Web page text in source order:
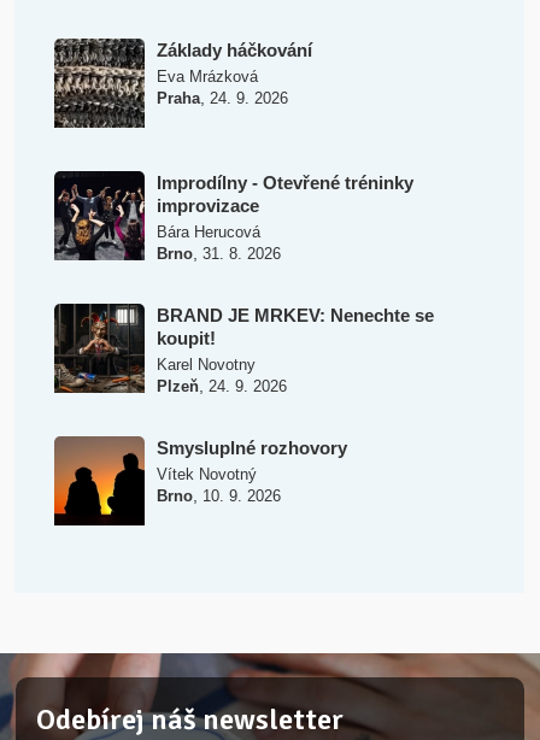
Základy háčkování
Eva Mrázková
Praha, 24. 9. 2026
Improdílny - Otevřené tréninky
improvizace
Bára Herucová
Brno, 31. 8. 2026
BRAND JE MRKEV: Nenechte se
koupit!
Karel Novotny
Plzeň, 24. 9. 2026
Smysluplné rozhovory
Vítek Novotný
Brno, 10. 9. 2026
Odebírej náš newsletter